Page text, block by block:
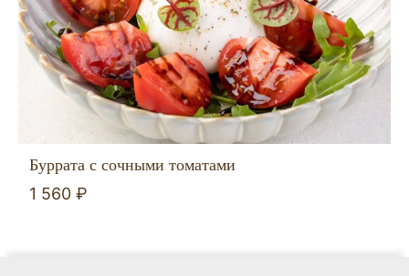
Буррата с сочными томатами
1 560 ₽